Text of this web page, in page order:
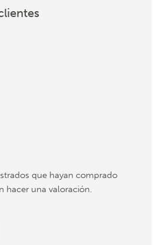
que hayan comprado
hacer una valoración.